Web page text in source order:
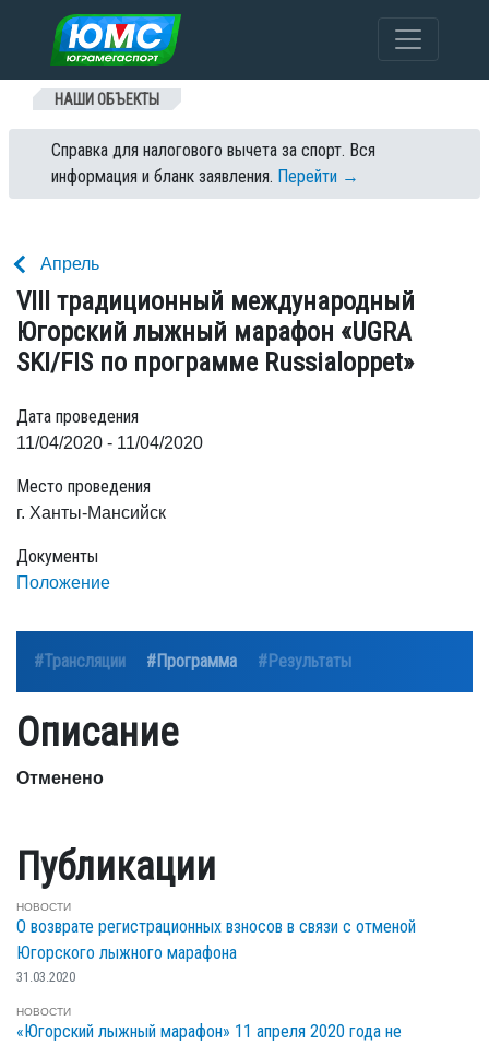
Перейти к содержанию
НАШИ ОБЪЕКТЫ
Справка для налогового вычета за спорт. Вся
информация и бланк заявления. Перейти →
Апрель
VIII традиционный международный
Югорский лыжный марафон «UGRA
SKI/FIS по программе Russialoppet»
Дата проведения
11/04/2020 - 11/04/2020
Место проведения
г. Ханты-Мансийск
Документы
Положение
#Трансляции #Программа #Результаты
Описание
Отменено
Публикации
НОВОСТИ
О возврате регистрационных взносов в связи с отменой
Югорского лыжного марафона
31.03.2020
НОВОСТИ
«Югорский лыжный марафон» 11 апреля 2020 года не